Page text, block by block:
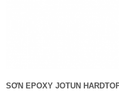
SƠN EPOXY JOTUN